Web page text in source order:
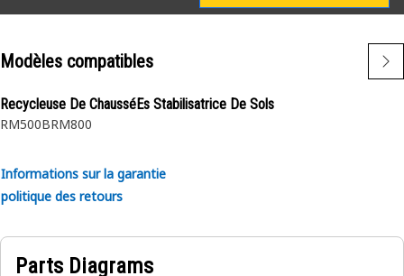
Modèles compatibles
Recycleuse De ChausséEs Stabilisatrice De Sols
RM500BRM800
Informations sur la garantie
politique des retours
Parts Diagrams